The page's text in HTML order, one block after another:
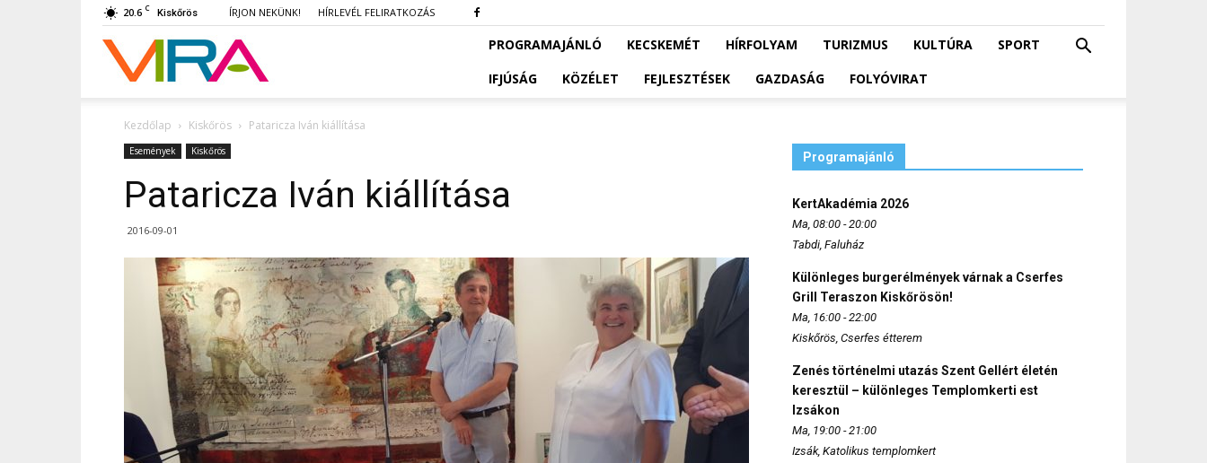
20.6 C Kiskőrös ÍRJON NEKÜNK! HÍRLEVÉL FELIRATKOZÁS
VIRA PROGRAMAJÁNLÓ KECSKEMÉT HÍRFOLYAM TURIZMUS KULTÚRA
SPORT
IFJÚSÁG
KÖZÉLET FEJLESZTÉSEK GAZDASÁG FOLYÓVIRAT
Kezdőlap Kiskőrös Pataricza Iván kiállítása
Események Kiskőrös
Pataricza Iván kiállítása
2016-09-01
Programajánló
KertAkadémia 2026
Ma, 08:00 - 20:00
Tabdi, Faluház
Különleges burgerélmények várnak a Cserfes
Grill Teraszon Kiskőrösön!
Ma, 16:00 - 22:00
Kiskőrös, Cserfes étterem
Zenés történelmi utazás Szent Gellért életén
keresztül – különleges Templomkerti est
Izsákon
Ma, 19:00 - 21:00
Izsák, Katolikus templomkert